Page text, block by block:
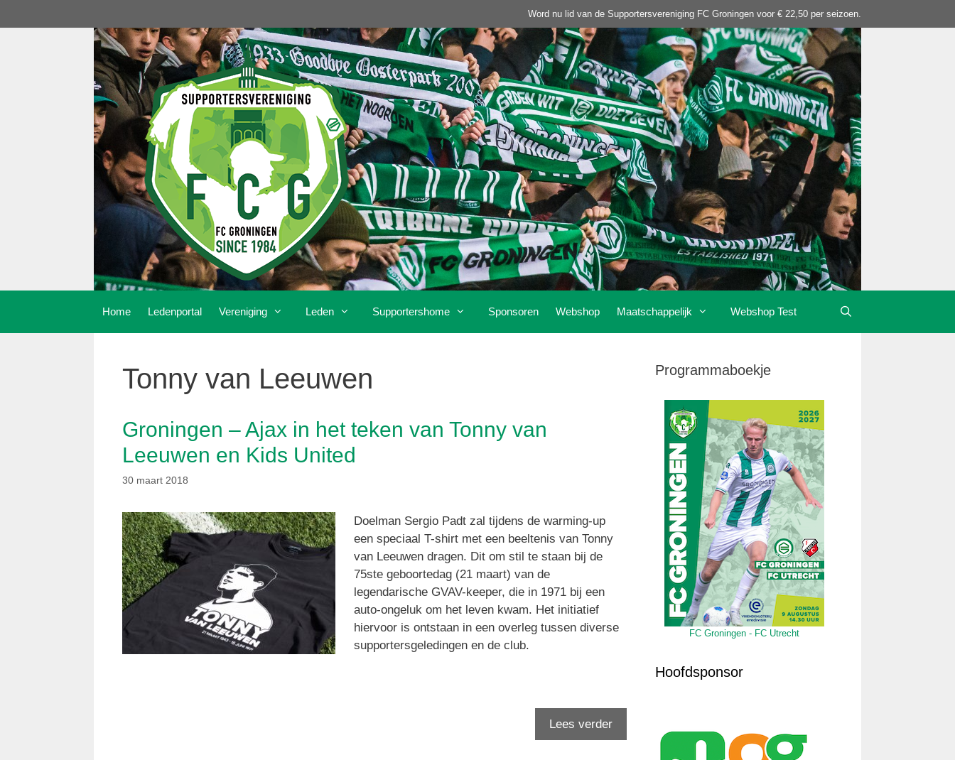
naar
Word nu lid van de Supportersvereniging FC Groningen voor € 22,50 per seizoen.
Home Ledenportal Vereniging Leden Supportershome Sponsoren Webshop Maatschappelijk Webshop Test
Tonny van Leeuwen
Groningen – Ajax in het teken van Tonny van
Leeuwen en Kids United
30 maart 2018
Doelman Sergio Padt zal tijdens de warming-up
een speciaal T-shirt met een beeltenis van Tonny
van Leeuwen dragen. Dit om stil te staan bij de
75ste geboortedag (21 maart) van de
legendarische GVAV-keeper, die in 1971 bij een
auto-ongeluk om het leven kwam. Het initiatief
hiervoor is ontstaan in een overleg tussen diverse
supportersgeledingen en de club.
Lees verder
Programmaboekje
FC Groningen - FC Utrecht
Hoofdsponsor